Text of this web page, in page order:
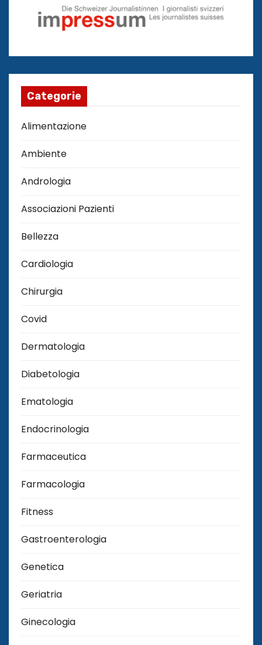
Categorie
Alimentazione
Ambiente
Andrologia
Associazioni Pazienti
Bellezza
Cardiologia
Chirurgia
Covid
Dermatologia
Diabetologia
Ematologia
Endocrinologia
Farmaceutica
Farmacologia
Fitness
Gastroenterologia
Genetica
Geriatria
Ginecologia